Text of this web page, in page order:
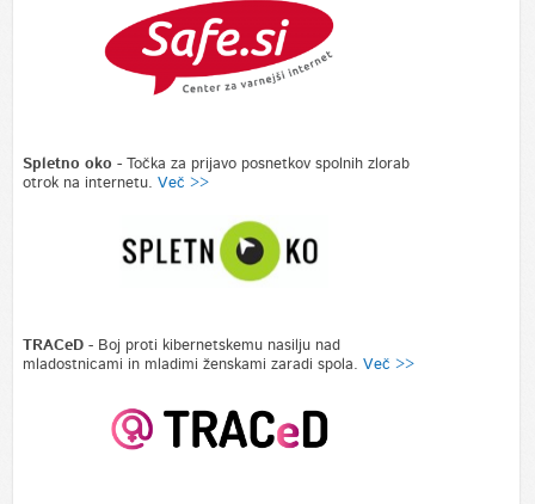
Spletno oko - Točka za prijavo posnetkov spolnih zlorab
otrok na internetu. Več >>
TRACeD- Boj proti kibernetskemu nasilju nad
mladostnicami in mladimi ženskami zaradi spola. Več >>